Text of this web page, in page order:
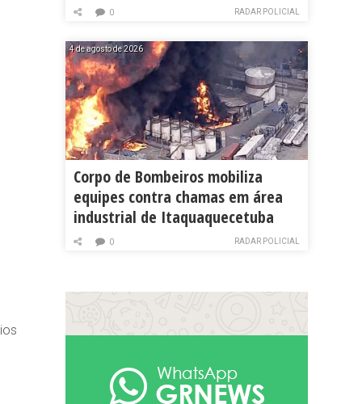
RADAR POLICIAL
0
4 de agosto de 2026
Corpo de Bombeiros mobiliza
equipes contra chamas em área
industrial de Itaquaquecetuba
RADAR POLICIAL
0